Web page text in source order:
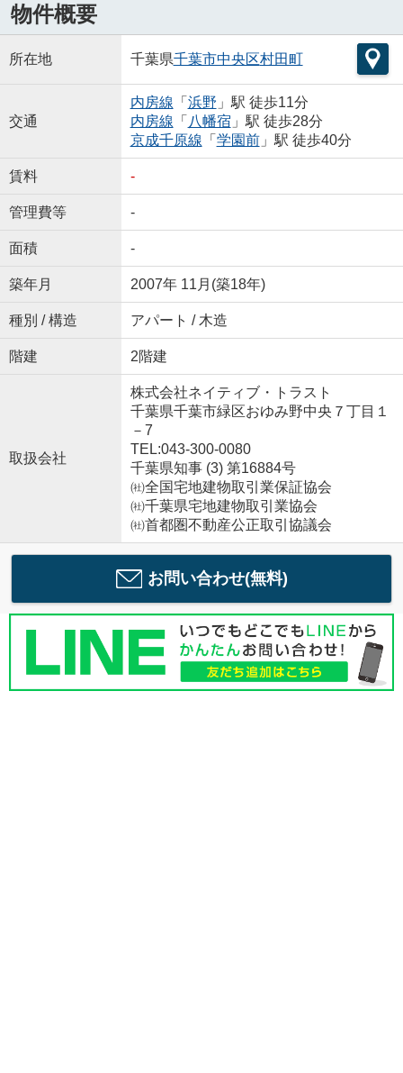
物件概要
所在地 千葉県千葉市中央区村田町
交通
内房線 「 浜野 」駅 徒歩11分
内房線 「 八幡宿 」駅 徒歩28分
京成千原線 「 学園前」駅 徒歩40分
賃料 -
管理費等 -
面積 -
築年月 2007年 11月(築18年)
種別 / 構造 アパート / 木造
階建 2階建
取扱会社
株式会社ネイティブ・トラスト
千葉県千葉市緑区おゆみ野中央７丁目１
－7
TEL:043-300-0080
千葉県知事 (3) 第16884号
㈳全国宅地建物取引業保証協会
㈳千葉県宅地建物取引業協会
㈳首都圏不動産公正取引協議会
お問い合わせ(無料)